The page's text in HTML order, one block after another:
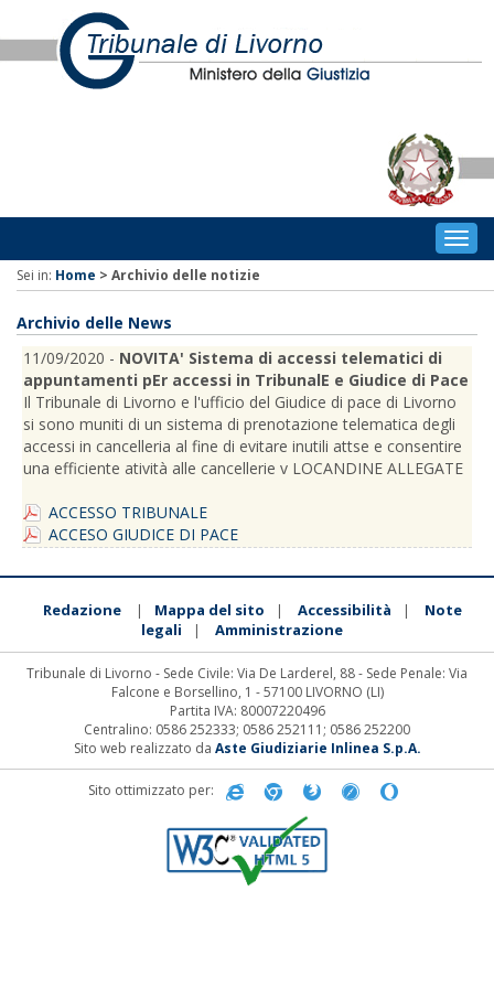
Sei in: Home > Archivio delle notizie
Archivio delle News
11/09/2020 - NOVITA' Sistema di accessi telematici di
appuntamenti pEr accessi in TribunalE e Giudice di Pace
Il Tribunale di Livorno e l'ufficio del Giudice di pace di Livorno
si sono muniti di un sistema di prenotazione telematica degli
accessi in cancelleria al fine di evitare inutili attse e consentire
una efficiente atività alle cancellerie v LOCANDINE ALLEGATE
ACCESSO TRIBUNALE
ACCESO GIUDICE DI PACE
Redazione | Mappa del sito | Accessibilità |
Note
legali
| Amministrazione
Tribunale di Livorno - Sede Civile: Via De Larderel, 88 - Sede Penale: Via
Falcone e Borsellino, 1 - 57100 LIVORNO (LI)
Partita IVA: 80007220496
Centralino: 0586 252333; 0586 252111; 0586 252200
Sito web realizzato da Aste Giudiziarie Inlinea S.p.A.
Sito ottimizzato per: